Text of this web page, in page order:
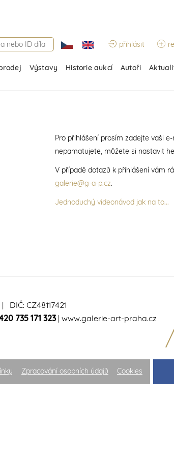
přihlásit
Výstavy Historie aukcí Autoři
Pro přihlášení prosím zadejte vaši
nepamatujete, můžete si nastavit
V případě dotazů k přihlášení vám
galerie@g-a-p.cz.
Jednoduchý videonávod jak na to...
CZ48117421
735 171 323| www.galerie-art-praha.cz
Zpracování osobních údajů Cookies